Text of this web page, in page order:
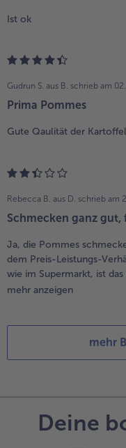
Ist ok
Gudrun S. aus B. schrieb am
Prima Pommes
Gute Qaulität der Kartoffel
Rebecca B. aus D. schrieb am
Schmecken ganz gut,
Ja, die Pommes
dem Preis-Leistungs-
wie im Supermarkt, ist
mehr anzeigen
mehr
Deine